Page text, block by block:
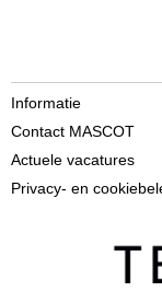
Informatie
Contact MASCOT
Actuele vacatures
Privacy- en